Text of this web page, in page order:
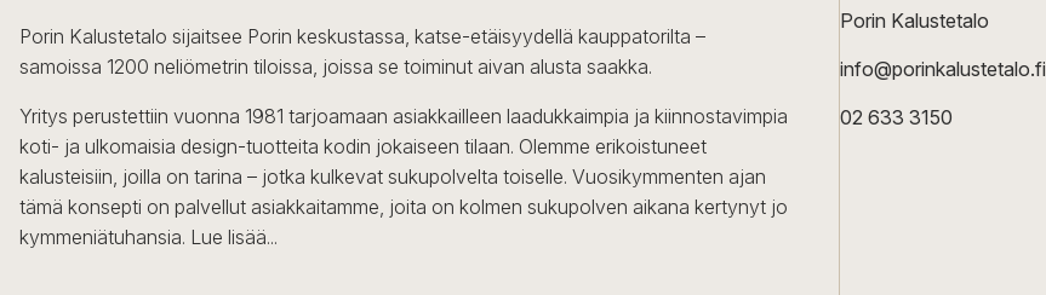
Porin Kalustetalo sijaitsee Porin keskustassa, katse-etäisyydellä kauppatorilta –
samoissa 1200 neliömetrin tiloissa, joissa se toiminut aivan alusta saakka.
Yritys perustettiin vuonna 1981 tarjoamaan asiakkailleen laadukkaimpia ja kiinnostavimpia
koti- ja ulkomaisia design-tuotteita kodin jokaiseen tilaan. Olemme erikoistuneet
kalusteisiin, joilla on tarina – jotka kulkevat sukupolvelta toiselle. Vuosikymmenten ajan
tämä konsepti on palvellut asiakkaitamme, joita on kolmen sukupolven aikana kertynyt jo
kymmeniätuhansia. Lue lisää...
Porin Kalustetalo
info@porinkalustetalo.fi
02 633 3150